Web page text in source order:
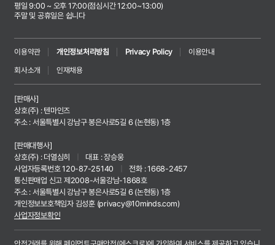
평일 9:00 ~ 오후 17:00(점심시간 12:00~13:00)
주말 및 공휴일은 쉽니다
이용약관 개인정보처리방침 Privacy Policy
이용안내
회사소개
인재채용
[판매사]
상호(주) : 텐마인즈
주소 : 서울특별시 강남구 봉은사로5길 6 (논현동) 1층
[판매대행사]
상호(주) : 더열심히
대표 : 장승웅
사업자등록번호 120-87-25140
전화 : 1668-2457
통신판매업 신고 제2008-서울강남-1868호
주소 : 서울특별시 강남구 봉은사로5길 6 (논현동) 1층
개인정보보호책임자 김성훈 (privacy@10minds.com)
사업자정보확인